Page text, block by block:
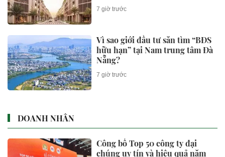
7 giờ trước
Vì sao giới đầu tư săn tìm “BĐS
hữu hạn” tại Nam trung tâm Đà
Nẵng?
7 giờ trước
DOANH NHÂN
Công bố Top 50 công ty đại
chúng uy tín và hiệu quả năm